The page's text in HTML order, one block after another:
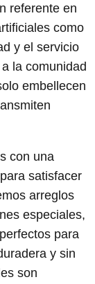
referente en
como
y el servicio
la comunidad
embellecen
con una
satisfacer
arreglos
especiales,
para
y sin
son